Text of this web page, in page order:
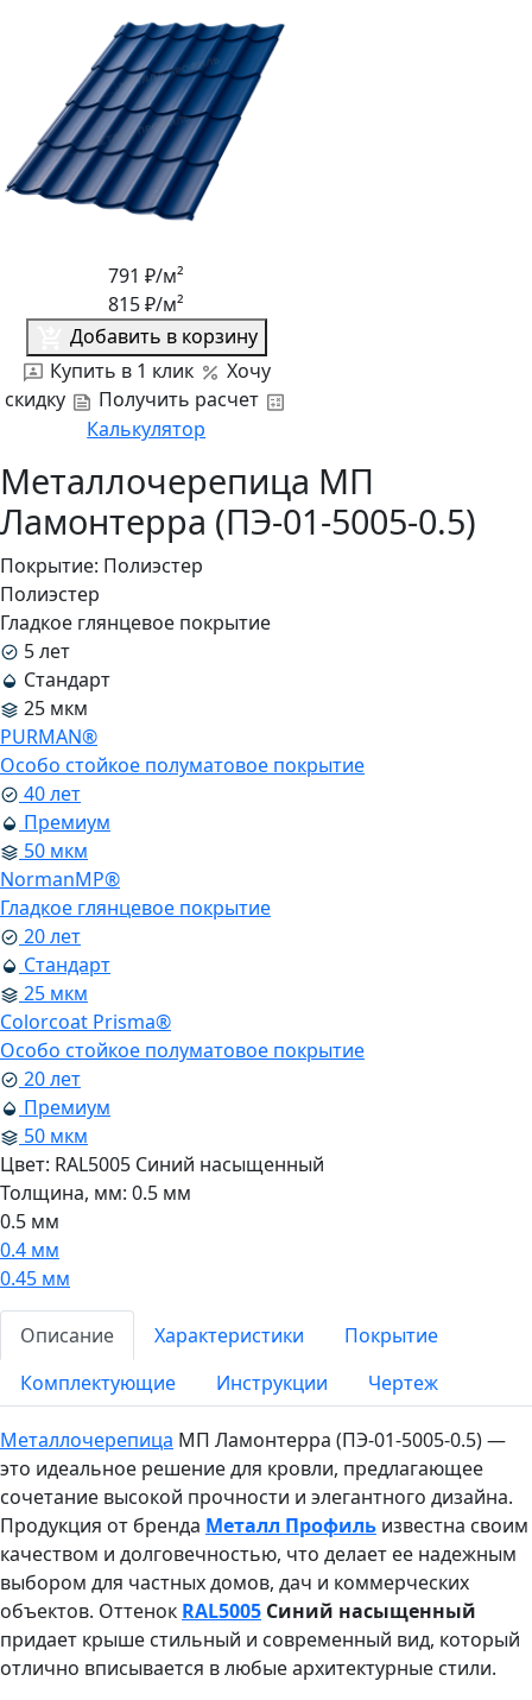
791₽/м²
815₽/м²
Добавить в корзину
Купить в 1 клик
Хочу
скидку
Получить расчет
Калькулятор
Металлочерепица МП
Ламонтерра (ПЭ-01-5005-0.5)
Покрытие: Полиэстер
Полиэстер
Гладкое глянцевое покрытие
5 лет
Стандарт
25 мкм
PURMAN®
Особо стойкое полуматовое покрытие
40 лет
Премиум
50 мкм
NormanMP®
Гладкое глянцевое покрытие
20 лет
Стандарт
25 мкм
Colorcoat Prisma®
Особо стойкое полуматовое покрытие
20 лет
Премиум
50 мкм
Цвет: RAL5005 Синий насыщенный
Толщина, мм: 0.5 мм
0.5 мм
0.4 мм
0.45 мм
Описание Характеристики
Покрытие
Комплектующие
Инструкции Чертеж
Металлочерепица МП Ламонтерра (ПЭ-01-5005-0.5) —
это идеальное решение для кровли, предлагающее
сочетание высокой прочности и элегантного дизайна.
Продукция от бренда Металл Профиль известна своим
качеством и долговечностью, что делает ее надежным
выбором для частных домов, дач и коммерческих
объектов. Оттенок RAL5005 Синий насыщенный
придает крыше стильный и современный вид, который
отлично вписывается в любые архитектурные стили.